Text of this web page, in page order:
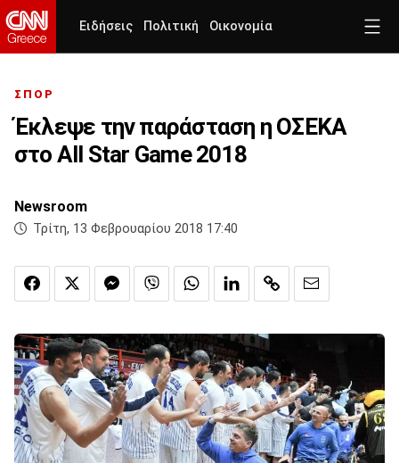
Ειδήσεις Πολιτική Οικονομία
ΣΠΟΡ
Έκλεψε την παράσταση η ΟΣΕΚΑ
στο All Star Game 2018
Newsroom
Τρίτη, 13 Φεβρουαρίου 2018 17:40